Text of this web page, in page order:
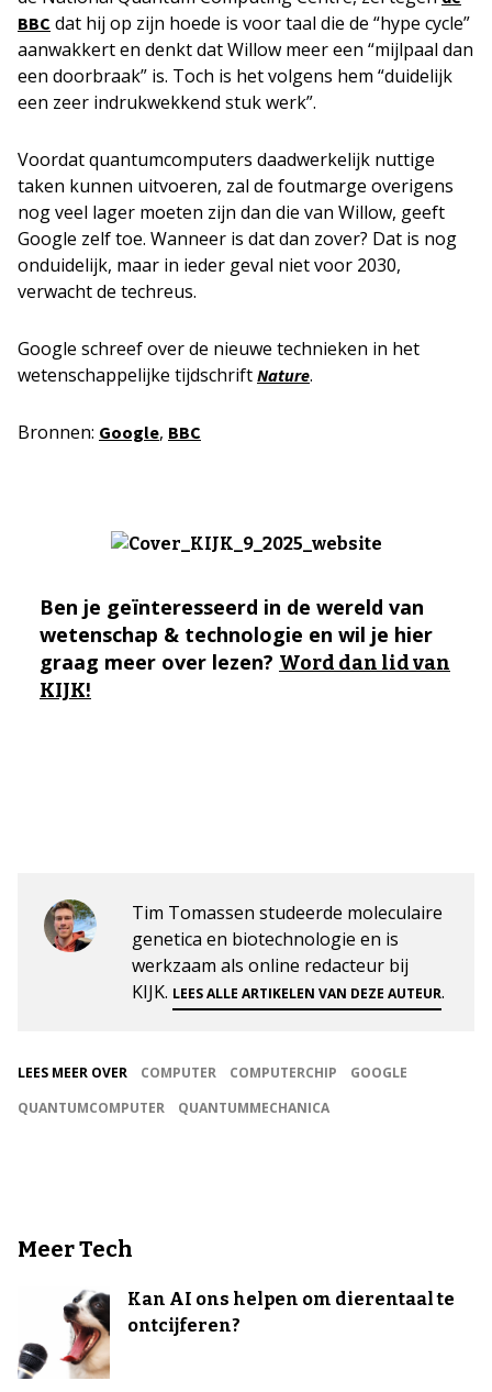
BBC dat hij op zijn hoede is voor taal die de “hype cycle”
aanwakkert en denkt dat Willow meer een “mijlpaal dan
een doorbraak” is. Toch is het volgens hem “duidelijk
een zeer indrukwekkend stuk werk”.
Voordat quantumcomputers daadwerkelijk nuttige
taken kunnen uitvoeren, zal de foutmarge overigens
nog veel lager moeten zijn dan die van Willow, geeft
Google zelf toe. Wanneer is dat dan zover? Dat is nog
onduidelijk, maar in ieder geval niet voor 2030,
verwacht de techreus.
Google schreef over de nieuwe technieken in het
wetenschappelijke tijdschrift Nature.
Bronnen: Google, BBC
Ben je geïnteresseerd in de wereld van
wetenschap & technologie en wil je hier
graag meer over lezen? Word dan lid van
KIJK!
Tim Tomassen studeerde moleculaire
genetica en biotechnologie en is
werkzaam als online redacteur bij
KIJK. LEES ALLE ARTIKELEN VAN DEZE AUTEUR.
LEES MEER OVER COMPUTER COMPUTERCHIP
GOOGLE
QUANTUMCOMPUTER
QUANTUMMECHANICA
Meer Tech
Kan AI ons helpen om dierentaal te
ontcijferen?